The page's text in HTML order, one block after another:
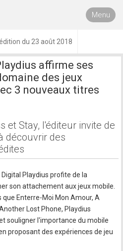
Menu
du 23 août 2018
affirme ses
des jeux
3 nouveaux titres
et Stay, l'éditeur invite de
découvrir des
Digital Playdius profite de la
son attachement aux jeux mobile.
Enterre-Moi Mon Amour, A
Lost Phone, Playdius
souligner l'importance du mobile
proposant des expériences de jeu